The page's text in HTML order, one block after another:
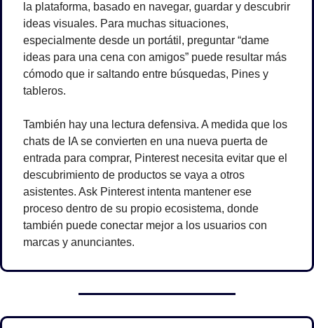
la plataforma, basado en navegar, guardar y descubrir
ideas visuales. Para muchas situaciones,
especialmente desde un portátil, preguntar “dame
ideas para una cena con amigos” puede resultar más
cómodo que ir saltando entre búsquedas, Pines y
tableros.
También hay una lectura defensiva. A medida que los
chats de IA se convierten en una nueva puerta de
entrada para comprar, Pinterest necesita evitar que el
descubrimiento de productos se vaya a otros
asistentes. Ask Pinterest intenta mantener ese
proceso dentro de su propio ecosistema, donde
también puede conectar mejor a los usuarios con
marcas y anunciantes.